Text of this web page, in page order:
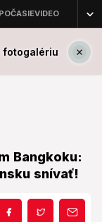
fotogalériu
Bangkoku:
snívať!